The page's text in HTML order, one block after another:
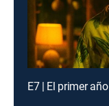
E7 | El primer año